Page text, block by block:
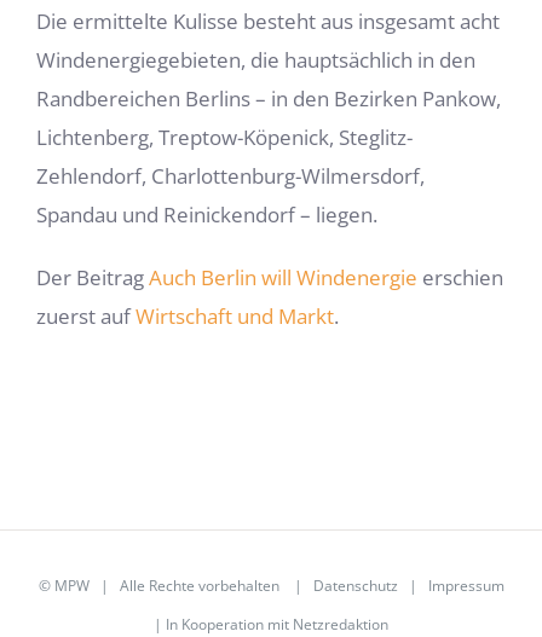
Die ermittelte Kulisse besteht aus insgesamt acht
Windenergiegebieten, die hauptsächlich in den
Randbereichen Berlins – in den Bezirken Pankow,
Lichtenberg, Treptow-Köpenick, Steglitz-
Zehlendorf, Charlottenburg-Wilmersdorf,
Spandau und Reinickendorf – liegen.
Der BeitragAuch Berlin will Windenergie erschien
zuerst aufWirtschaft und Markt.
© MPW| Alle Rechte vorbehalten | Datenschutz | Impressum
| In Kooperation mit Netzredaktion